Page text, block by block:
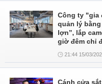
Công ty "gia
quản lý
lợn”, lắp
giờ đêm chỉ
21:44 15/03/
Cánh cửa